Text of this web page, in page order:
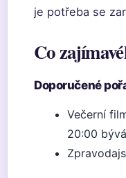
je potřeba se
Co
Doporučené
Večerní
20:00